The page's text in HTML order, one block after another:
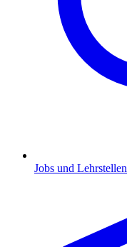
Jobs und Lehrstellen